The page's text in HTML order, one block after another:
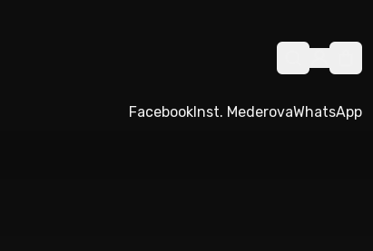
FacebookInst. MederovaWhatsApp